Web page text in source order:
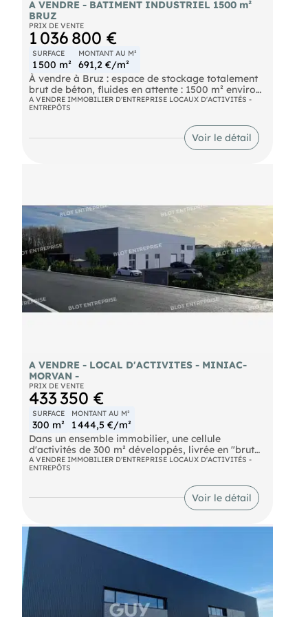
A VENDRE - BATIMENT INDUSTRIEL 1500 m²
BRUZ
PRIX DE VENTE
1 036 800 €
SURFACE
1 500 m²
MONTANT AU M²
691,2 €/m²
À vendre à Bruz : espace de stockage totalement
brut de béton, fluides en attente : 1500 m² environ.
- Toiture fibro, charpente métallique
- Bac acier en périphérie
- 1 rideau métallique de plain-pied sous auvent
- Site clos accessiblepar deux portails
miniers, ou technologiques, auxquels ces biens
sont exposés, sont disponibles sur le site
A VENDRE IMMOBILIER D'ENTREPRISE LOCAUX D'ACTIVITÉS -
ENTREPÔTS
Voir le détail
A VENDRE - LOCAL D'ACTIVITES - MINIAC-
MORVAN -
PRIX DE VENTE
433 350 €
SURFACE
300 m²
MONTANT AU M²
1 444,5 €/m²
Dans un ensemble immobilier, une cellule
d'activités de 300 m² développés, livrée en "brut
de béton", isolation double peau toiture et
périphérie, comprenant :
- 50 m² de mezzanine Le tout sur un terrain clos,
naturels, miniers, ou technologiques, auxquels ces
biens sont exposés, sont disponibles sur le site
A VENDRE IMMOBILIER D'ENTREPRISE LOCAUX D'ACTIVITÉS -
ENTREPÔTS
Voir le détail